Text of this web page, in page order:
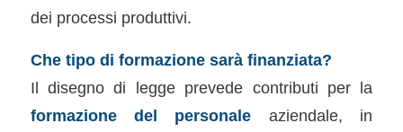
dei processi produttivi.
Che tipo di formazione sarà finanziata?
Il disegno di legge prevede contributi per la
formazione del personale aziendale, in